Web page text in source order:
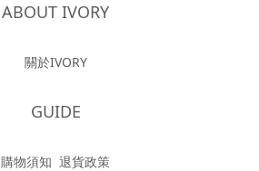
ABOUT IVORY
關於IVORY
GUIDE
購物須知 退貨政策